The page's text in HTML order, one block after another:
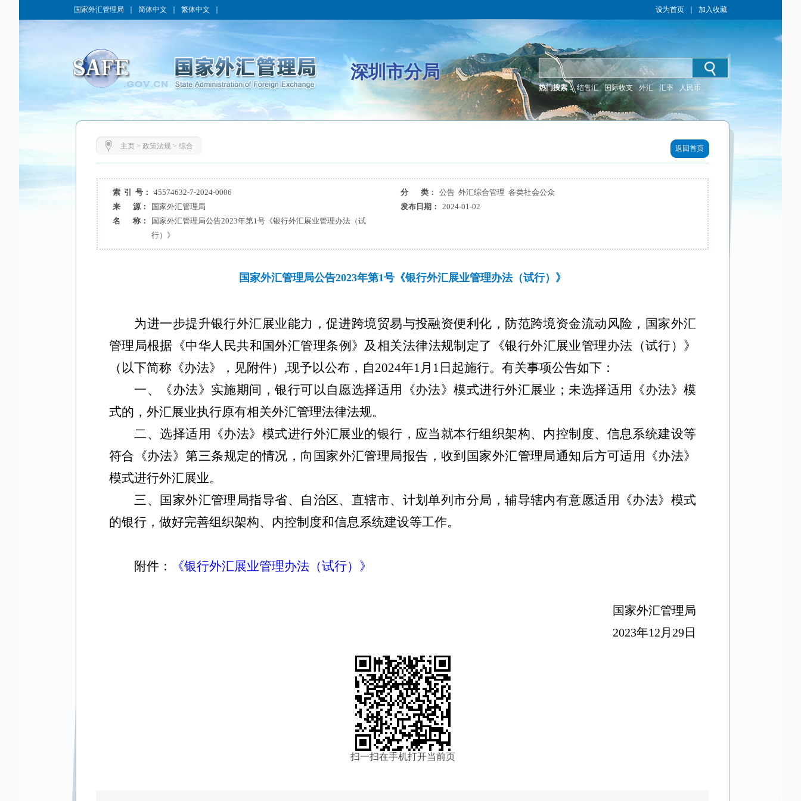
国家外汇管理局 简体中文 繁体中文 设为首页 加入收藏
深圳市分局
热门搜索： 结售汇 国际收支 外汇 汇率 人民币
主页> 政策法规> 综合 返回首页
索 引 号： 45574632-7-2024-0006 分 类：
公告 外汇综合管理 各类社会公众
来 源：
国家外汇管理局 发布日期：
2024-01-02
名 称：
国家外汇管理局公告2023年第1号《银行外汇展业管理办法（试
行）》
国家外汇管理局公告2023年第1号《银行外汇展业管理办法（试行）》
为进一步提升银行外汇展业能力，促进跨境贸易与投融资便利化，防范跨境资金流动风险，国家外汇
管理局根据 《中华人民共和国外汇管理条例》及相关法律法规制定了《银行外汇展业管理办法（试行）》
（以下简称《办法》，见附件） ,现予以公布，自2024年1月 1 日起施行。有关事项公告如下：
一、《办法》实施期间，银行可以自愿选择适用《办法》模式进行外汇展业；未选择适用《办法》模
式的，外汇展业执行原有相关外汇管理法律法规。
二、选择适用《办法》模式进行外汇展业的银行，应当就本行组织架构、内控制度、信息系统建设等
符合《办法》第三条规定的情况，向国家外汇管理局报告，收到国家外汇管理局通知后方可适用《办法》
模式进行外汇展业。
三、国家外汇管理局指导省、自治区、直辖市、计划单列市分局，辅导辖内有意愿适用《办法》模式
的银行，做好完善组织架构、内控制度和信息系统建设等工作。
附件： 《银行外汇展业管理办法（试行）》
国家外汇管理局
2023年12 月 29日
扫一扫在手机打开当前页